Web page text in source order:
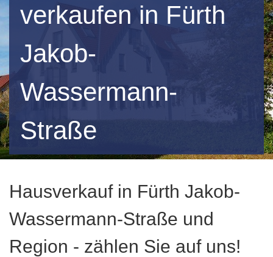
verkaufen in Fürth
Jakob-
Wassermann-
Straße
Hausverkauf in Fürth Jakob-
Wassermann-Straße und
Region - zählen Sie auf uns!